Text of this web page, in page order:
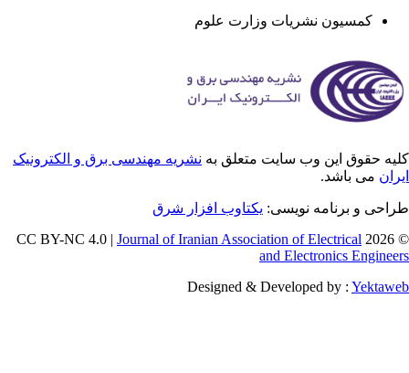
کمسیون نشریات وزارت علوم
حقوق این وب سایت متعلق بهنشریه مهندسی برق و الکترونیک
می باشد.
و برنامه نویسی: یکتاوب افزار شرق
©
Journal of Iranian Association of Electrical
and Electronics
Designed & Developed by :